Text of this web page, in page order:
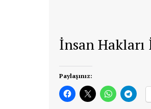
İnsan
Paylaşınız: